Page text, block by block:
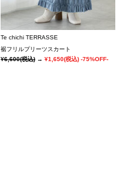
Te chichi TERRASSE
裾フリルプリーツスカート
¥6,600(税込)→¥1,650(税込) -75%OFF-